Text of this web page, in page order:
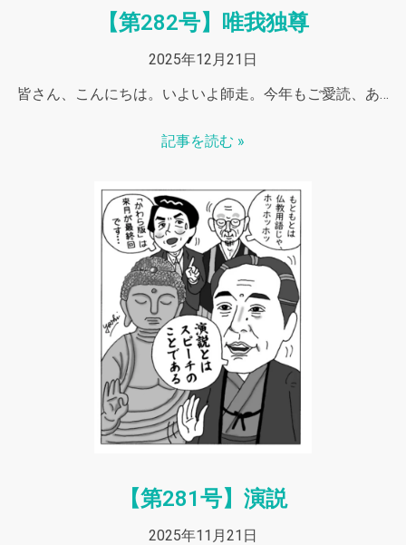
【第282号】唯我独尊
2025年12月21日
皆さん、こんにちは。いよいよ師走。今年もご愛読、あ…
記事を読む »
【第281号】演説
2025年11月21日